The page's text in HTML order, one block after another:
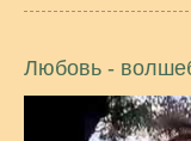
Любовь -